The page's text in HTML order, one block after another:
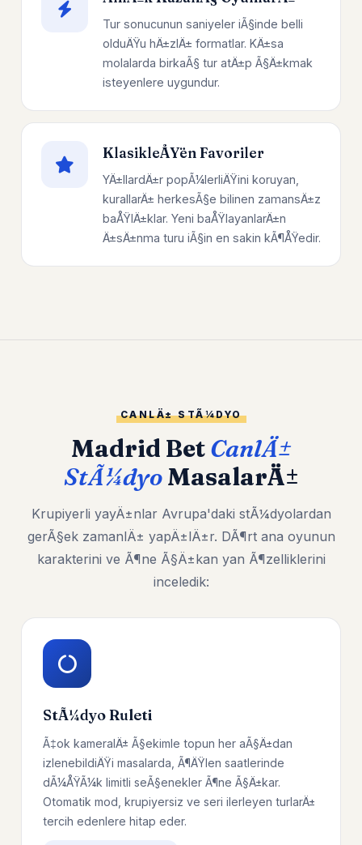
Tur sonucunun saniyeler iÃ§inde belli
olduÄŸu hÄ±zlÄ± formatlar. KÄ±sa
molalarda birkaÃ§ tur atÄ±p Ã§Ä±kmak
isteyenlere uygundur.
KlasikleÅŸen Favoriler
YÄ±llardÄ±r popÃ¼lerliÄŸini koruyan,
kurallarÄ± herkesÃ§e bilinen zamansÄ±z
baÅŸlÄ±klar. Yeni baÅŸlayanlarÄ±n
Ä±sÄ±nma turu iÃ§in en sakin kÃ¶ÅŸedir.
CANLÄ± STÃ¼DYO
Madrid BetCanlÄ±
StÃ¼dyoMasalarÄ±
Krupiyerli yayÄ±nlar Avrupa'daki stÃ¼dyolardan
gerÃ§ek zamanlÄ± yapÄ±lÄ±r. DÃ¶rt ana oyunun
karakterini ve Ã¶ne Ã§Ä±kan yan Ã¶zelliklerini
inceledik:
StÃ¼dyo Ruleti
Ã‡ok kameralÄ± Ã§ekimle topun her aÃ§Ä±dan
izlenebildiÄŸi masalarda, Ã¶ÄŸlen saatlerinde
dÃ¼ÅŸÃ¼k limitli seÃ§enekler Ã¶ne Ã§Ä±kar.
Otomatik mod, krupiyersiz ve seri ilerleyen turlarÄ±
tercih edenlere hitap eder.